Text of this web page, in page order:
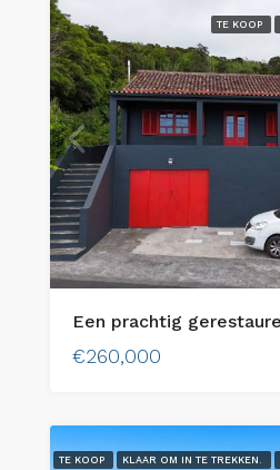
TE KOOP
€260,000
TE KOOP KLAAR OM IN TE TREKKEN.